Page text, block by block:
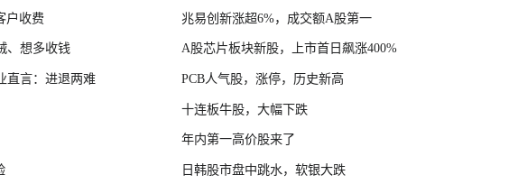
户收费
、想多收钱
直言：进退两难
兆易创新涨超6%，成交额A股第一
A股芯片板块新股，上市首日飙涨400%
PCB人气股，涨停，历史新高
十连板牛股，大幅下跌
年内第一高价股来了
日韩股市盘中跳水，软银大跌